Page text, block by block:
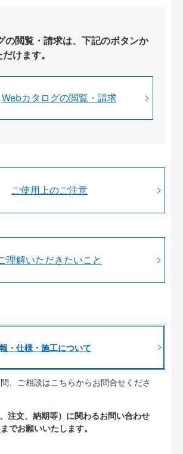
の閲覧・請求は、下記のボタンか
けます。
Webカタログの閲覧・請求
ご使用上のご注意
理解いただきたいこと
・仕様・施工について
、ご相談はこちらからお問合せくださ
注文、納期等）に関わるお問い合わせ
までお願いいたします。